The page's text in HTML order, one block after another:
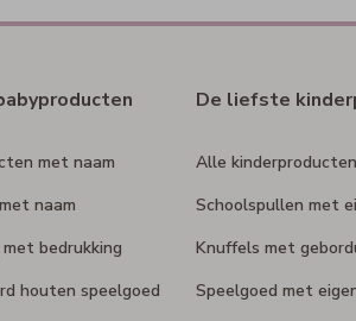
met naam
naam
bedrukking
houten speelgoed
De liefste
Alle
Schoolspullen met
Knuffels met
Speelgoed met